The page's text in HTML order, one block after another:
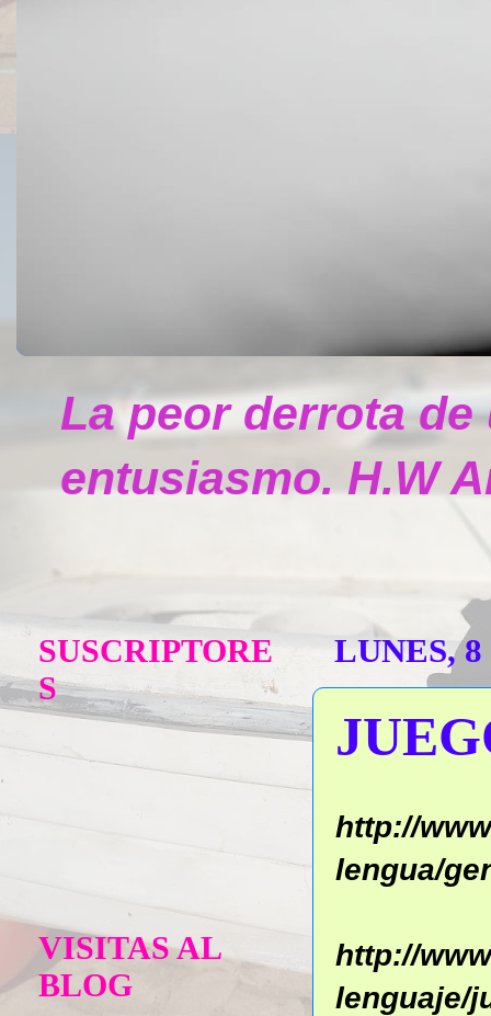
La peor derrota
entusiasmo. H.W
LUNES,
http://
lengua/
http://
lenguaje/
SUSCRIPTORE
S
VISITAS AL
BLOG